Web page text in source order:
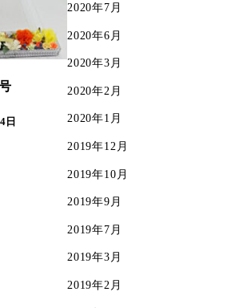
日
2020年7月
2020年6月
2020年3月
2020年2月
2020年1月
2019年12月
2019年10月
2019年9月
2019年7月
2019年3月
2019年2月